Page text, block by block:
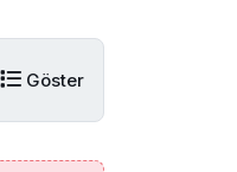
Göster